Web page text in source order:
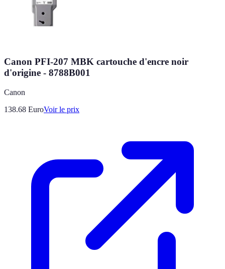
Canon PFI-207 MBK cartouche d'encre noir
d'origine - 8788B001
Canon
138.68 EuroVoir le prix